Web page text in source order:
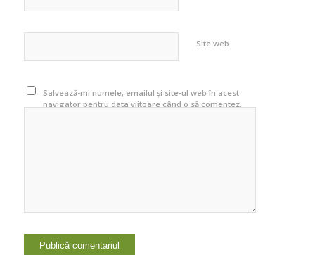
Site web
Salvează-mi numele, emailul și site-ul web în acest
navigator pentru data viitoare când o să comentez.